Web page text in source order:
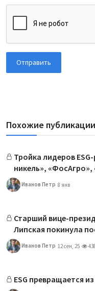
Отправить
Похожие публикации
Тройка лидеров
никель», «ФосАгро»,
Иванов Петр 8 янв
Старший вице-
Липская покинула
Иванов Петр 12 сен, 25 438
ESG превращается